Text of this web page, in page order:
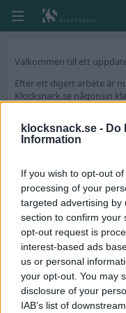
klocksnack.se - Do
Information
If you wish to opt-out
processing of your
targeted advertising by
section to confirm your
opt-out request is
interest-based ads
us or personal
your opt-out. You may
disclosure of your
IAB’s list of
Välkommen till ett
Efter ett digert arbete är
Klocksnack.se någonsin
allt fyllt med nya funktioner.
Vi har skapat en tråd på
Tack för att ni är med och
/Hook & Leben
Medlemmar
Zozoo
Kön
Man